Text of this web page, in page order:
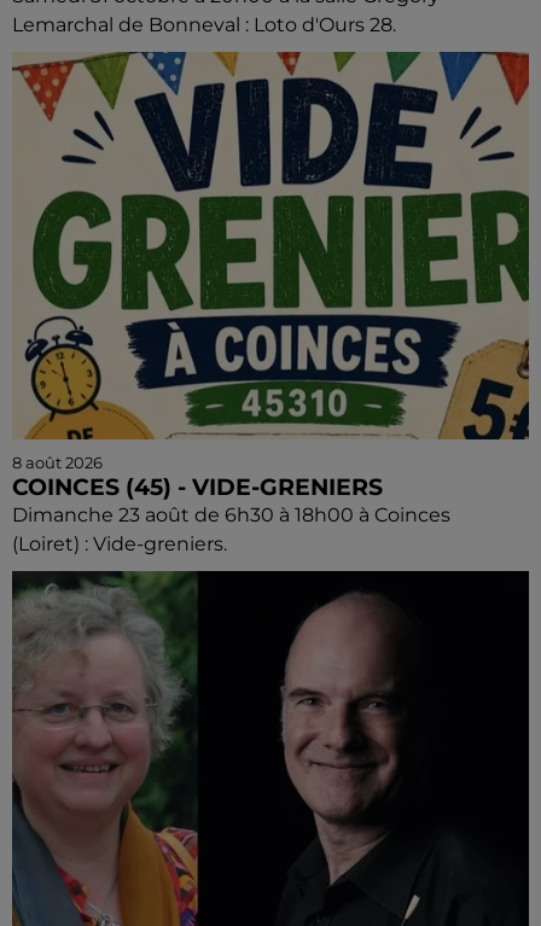
Lemarchal de Bonneval : Loto d'Ours 28.
8 août 2026
COINCES (45) - VIDE-GRENIERS
Dimanche 23 août de 6h30 à 18h00 à Coinces
(Loiret) : Vide-greniers.